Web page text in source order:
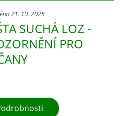
21. 10. 2025
SUCHÁ LOZ -
PRO